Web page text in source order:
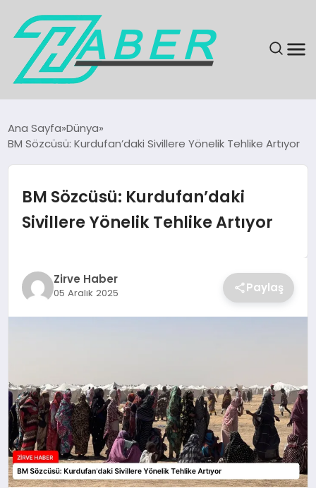
EKONOMI
MAGAZIN
KÜLTÜR & SANAT
TEKNOLOJI
Ana Sayfa Dünya
BM Sözcüsü: Kurdufan’daki Sivillere Yönelik Tehlike Artıyor
BM Sözcüsü: Kurdufan’daki
Sivillere Yönelik Tehlike Artıyor
Zirve Haber
05 Aralık 2025 Paylaş